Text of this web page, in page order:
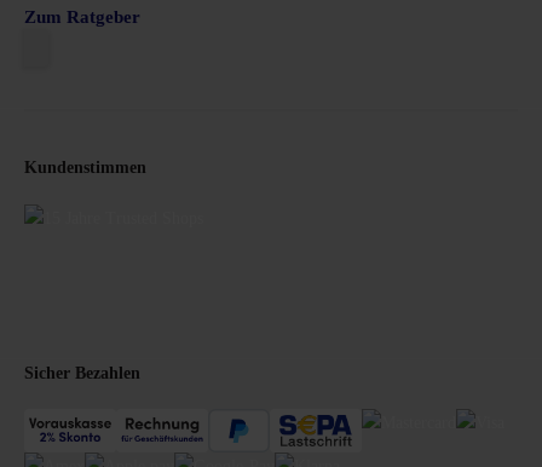
Zum Ratgeber
Kundenstimmen
Sicher Bezahlen